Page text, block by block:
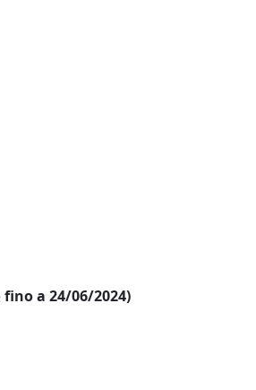
a 24/06/2024)